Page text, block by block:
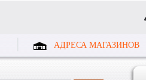
АДРЕСА МАГАЗИНОВ